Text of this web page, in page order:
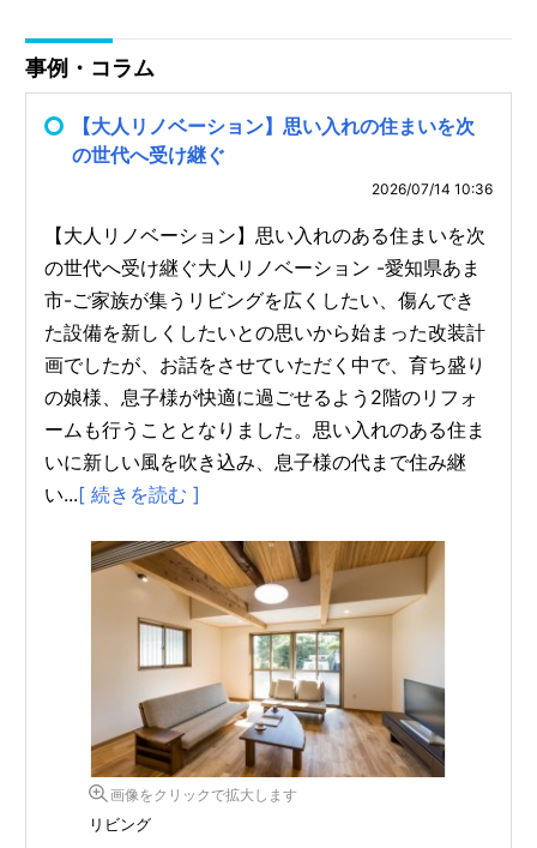
事例・コラム
【大人リノベーション】思い入れの住まいを次
の世代へ受け継ぐ
2026/07/14 10:36
【大人リノベーション】思い入れのある住まいを次
の世代へ受け継ぐ大人リノベーション -愛知県あま
市-ご家族が集うリビングを広くしたい、傷んでき
た設備を新しくしたいとの思いから始まった改装計
画でしたが、お話をさせていただく中で、育ち盛り
の娘様、息子様が快適に過ごせるよう2階のリフォ
ームも行うこととなりました。思い入れのある住ま
いに新しい風を吹き込み、息子様の代まで住み継
い...[ 続きを読む ]
画像をクリックで拡大します
リビング